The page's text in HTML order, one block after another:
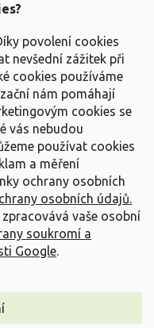
povolení cookies
nevšední zážitek při
cookies používáme
nám pomáhají
cookies se
vás nebudou
používat cookies
a měření
ochrany osobních
osobních údajů.
vaše osobní
soukromí a
Google.